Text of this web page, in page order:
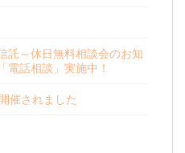
託～休日無料相談会のお知
電話相談」実施中！
催されました